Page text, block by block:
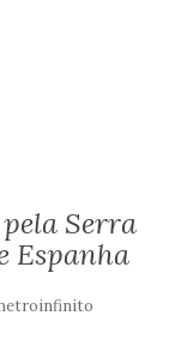
Serra
Espanha